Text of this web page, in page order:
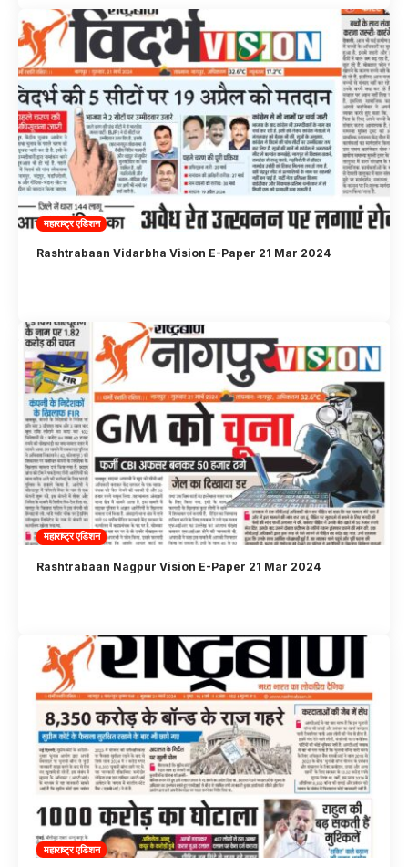
महाराष्ट्र एडिशन
Rashtrabaan Vidarbha Vision E-Paper 21 Mar 2024
महाराष्ट्र एडिशन
Rashtrabaan Nagpur Vision E-Paper 21 Mar 2024
महाराष्ट्र एडिशन